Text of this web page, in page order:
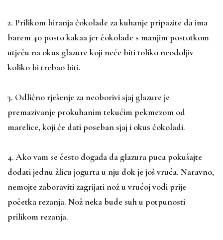
2. Prilikom biranja čokolade za kuhanje pripazite da ima
barem 40 posto kakaa jer čokolade s manjim postotkom
utječu na okus glazure koji neće biti toliko neodoljiv
koliko bi trebao biti.
3. Odlično rješenje za neoborivi sjaj glazure je
premazivanje prokuhanim tekućim pekmezom od
marelice, koji će dati poseban sjaj i okus čokoladi.
4. Ako vam se često događa da glazura puca pokušajte
dodati jednu žlicu jogurta u nju dok je još vruća. Naravno,
nemojte zaboraviti zagrijati nož u vrućoj vodi prije
početka rezanja. Nož neka bude suh u potpunosti
prilikom rezanja.